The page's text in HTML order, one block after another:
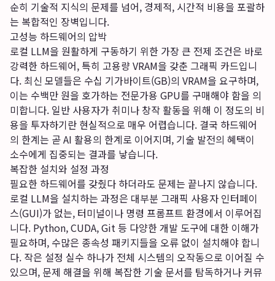
순히 기술적 지식의 문제를 넘어, 경제적, 시간적 비용을 포괄하
는 복합적인 장벽입니다.
고성능 하드웨어의 압박
로컬 LLM을 원활하게 구동하기 위한 가장 큰 전제 조건은 바로
강력한 하드웨어, 특히 고용량 VRAM을 갖춘 그래픽 카드입니
다. 최신 모델들은 수십 기가바이트(GB)의 VRAM을 요구하며,
이는 수백만 원을 호가하는 전문가용 GPU를 구매해야 함을 의
미합니다. 일반 사용자가 취미나 창작 활동을 위해 이 정도의 비
용을 투자하기란 현실적으로 매우 어렵습니다. 결국 하드웨어
의 한계는 곧 AI 활용의 한계로 이어지며, 기술 발전의 혜택이
소수에게 집중되는 결과를 낳습니다.
복잡한 설치와 설정 과정
필요한 하드웨어를 갖췄다 하더라도 문제는 끝나지 않습니다.
로컬 LLM을 설치하는 과정은 대부분 그래픽 사용자 인터페이
스(GUI)가 없는, 터미널이나 명령 프롬프트 환경에서 이루어집
니다. Python, CUDA, Git 등 다양한 개발 도구에 대한 이해가
필요하며, 수많은 종속성 패키지들을 오류 없이 설치해야 합니
다. 작은 설정 실수 하나가 전체 시스템의 오작동으로 이어질 수
있으며, 문제 해결을 위해 복잡한 기술 문서를 탐독하거나 커뮤